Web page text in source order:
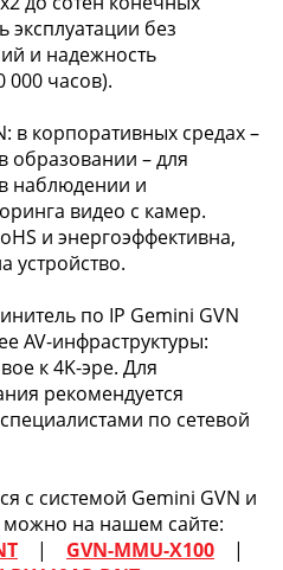
эксплуатации без
и надежность
000 часов).
в корпоративных средах –
образовании – для
наблюдении и
видео с камер.
и энергоэффективна,
устройство.
по IP Gemini GVN
AV-инфраструктуры:
к 4K-эре. Для
рекомендуется
по сетевой
с системой Gemini GVN и
можно на нашем сайте:
| GVN-MMU-X100 |